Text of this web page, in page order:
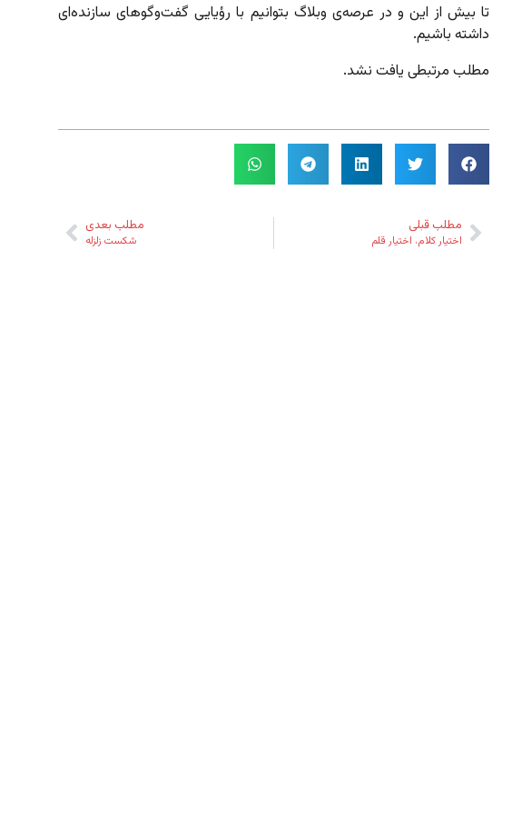
تا بیش از این و در عرصه‌ی وبلاگ بتوانیم با رؤیایی گفت‌وگوهای سازنده‌ای
داشته باشیم.
مطلب مرتبطی یافت نشد.
مطلب قبلی
اختیار کلام، اختیار قلم
مطلب بعدی
شکست زلزله